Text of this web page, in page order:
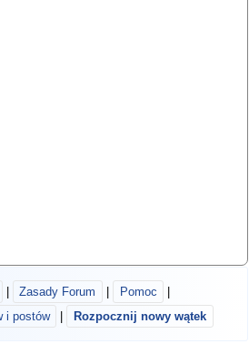
Zasady Forum Pomoc
i postów
Rozpocznij nowy wątek